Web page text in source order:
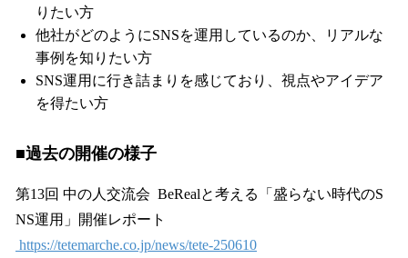
りたい方
他社がどのようにSNSを運用しているのか、リアルな
事例を知りたい方
SNS運用に行き詰まりを感じており、視点やアイデア
を得たい方
■過去の開催の様子
第13回 中の人交流会 BeRealと考える「盛らない時代のS
NS運用」開催レポート
https://tetemarche.co.jp/news/tete-250610